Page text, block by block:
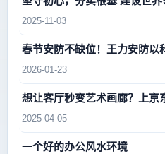
2025-11-03
春节安防不缺位！王力安防以
2026-01-23
想让客厅秒变艺术画廊？上京
2025-04-05
一个好的办公风水环境